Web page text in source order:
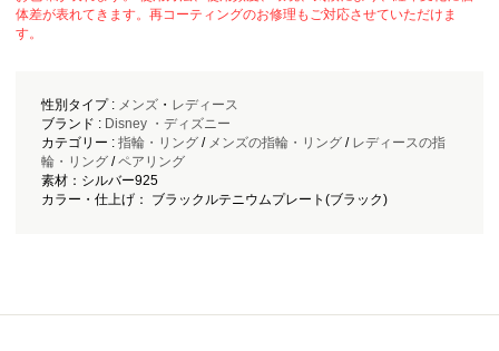
体差が表れてきます。再コーティングのお修理もご対応させていただけま
す。
性別タイプ : メンズ・ レディース
ブランド : Disney ・ディズニー
カテゴリー : 指輪・リング/ メンズの指輪・リング/ レディースの指
輪・リング/ペアリング
素材：シルバー925
カラー・仕上げ： ブラックルテニウムプレート(ブラック)